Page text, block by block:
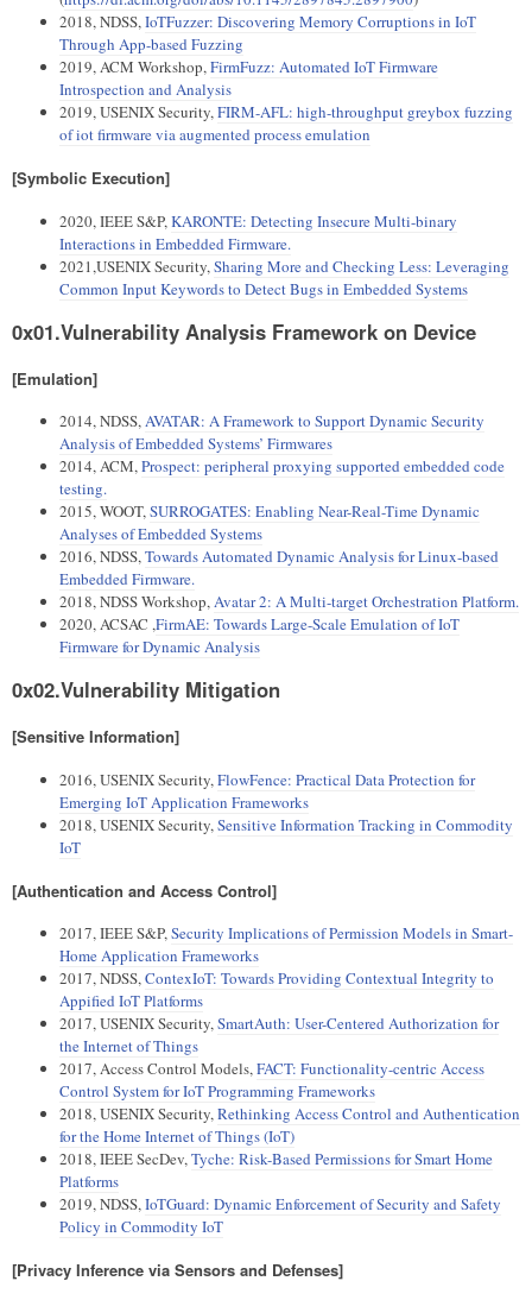
2018, NDSS,IoTFuzzer: Discovering Memory Corruptions in IoT
Through App-based Fuzzing
2019, ACM Workshop,FirmFuzz: Automated IoT Firmware
Introspection and Analysis
2019, USENIX Security,FIRM-AFL: high-throughput greybox fuzzing
of iot firmware via augmented process emulation
[Symbolic Execution]
2020, IEEE S&P,KARONTE: Detecting Insecure Multi-binary
Interactions in Embedded Firmware.
2021,USENIX Security,Sharing More and Checking Less: Leveraging
Common Input Keywords to Detect Bugs in Embedded Systems
0x01.Vulnerability Analysis Framework on Device
[Emulation]
2014, NDSS,AVATAR: A Framework to Support Dynamic Security
Analysis of Embedded Systems’ Firmwares
2014, ACM,Prospect: peripheral proxying supported embedded code
testing.
2015, WOOT,SURROGATES: Enabling Near-Real-Time Dynamic
Analyses of Embedded Systems
2016, NDSS,Towards Automated Dynamic Analysis for Linux-based
Embedded Firmware.
2018, NDSS Workshop,Avatar 2: A Multi-target Orchestration Platform.
2020, ACSAC ,FirmAE: Towards Large-Scale Emulation of IoT
Firmware for Dynamic Analysis
0x02.Vulnerability Mitigation
[Sensitive Information]
2016, USENIX Security, FlowFence: Practical Data Protection for
Emerging IoT Application Frameworks
2018, USENIX Security, Sensitive Information Tracking in Commodity
IoT
[Authentication and Access Control]
2017, IEEE S&P,Security Implications of Permission Models in Smart-
Home Application Frameworks
2017, NDSS,ContexIoT: Towards Providing Contextual Integrity to
Appified IoT Platforms
2017, USENIX Security,SmartAuth: User-Centered Authorization for
the Internet of Things
2017, Access Control Models,FACT: Functionality-centric Access
Control System for IoT Programming Frameworks
2018, USENIX Security,Rethinking Access Control and Authentication
for the Home Internet of Things (IoT)
2018, IEEE SecDev,Tyche: Risk-Based Permissions for Smart Home
Platforms
2019, NDSS,IoTGuard: Dynamic Enforcement of Security and Safety
Policy in Commodity IoT
[Privacy Inference via Sensors and Defenses]